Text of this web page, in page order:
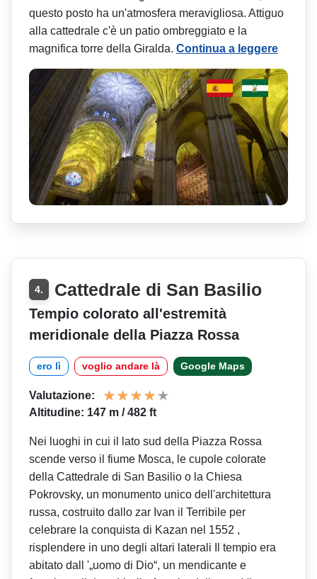
questo posto ha un'atmosfera meravigliosa. Attiguo
alla cattedrale c'è un patio ombreggiato e la
magnifica torre della Giralda. Continua a leggere
4. Cattedrale di San Basilio
Tempio colorato all'estremità
meridionale della Piazza Rossa
ero lì voglio andare là Google Maps
Valutazione:
Altitudine: 147 m / 482 ft
Nei luoghi in cui il lato sud della Piazza Rossa
scende verso il fiume Mosca, le cupole colorate
della Cattedrale di San Basilio o la Chiesa
Pokrovsky, un monumento unico dell'architettura
russa, costruito dallo zar Ivan il Terribile per
celebrare la conquista di Kazan nel 1552 ,
risplendere in uno degli altari laterali Il tempio era
abitato dall '„uomo di Dio“, un mendicante e